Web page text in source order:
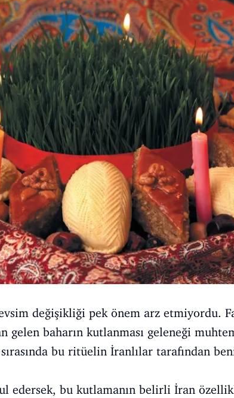
değişikliği pek önem arz etmiyordu.
gelen baharın kutlanması geleneği
bu ritüelin İranlılar tarafından
edersek, bu kutlamanın belirli İran